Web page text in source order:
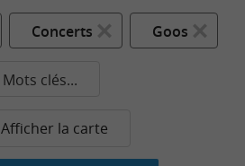
Concerts Goos
Mots clés...
Afficher la carte